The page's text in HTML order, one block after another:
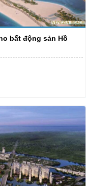
bất động sản Hồ